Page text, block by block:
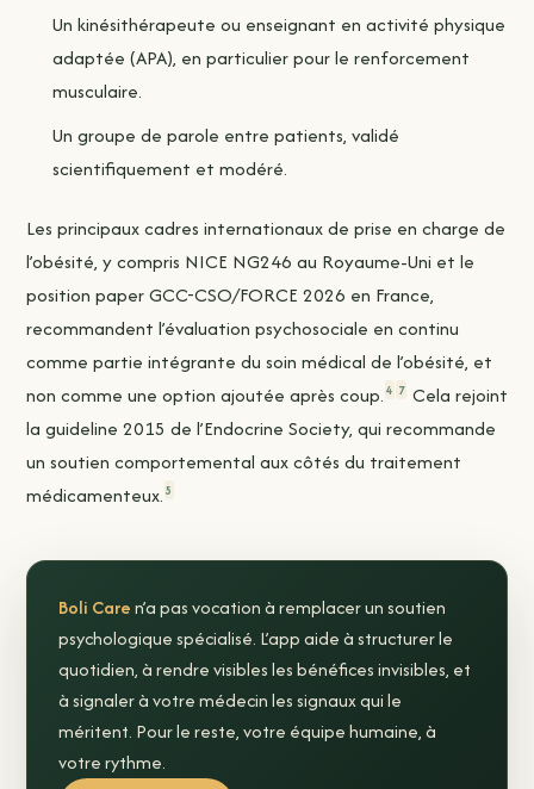
Un kinésithérapeute ou enseignant en activité physique
adaptée (APA), en particulier pour le renforcement
musculaire.
Un groupe de parole entre patients, validé
scientifiquement et modéré.
Les principaux cadres internationaux de prise en charge de
l’obésité, y compris NICE NG246 au Royaume-Uni et le
position paper GCC-CSO/FORCE 2026 en France,
recommandent l’évaluation psychosociale en continu
comme partie intégrante du soin médical de l’obésité, et
non comme une option ajoutée après coup. 4 7 Cela rejoint
la guideline 2015 de l’Endocrine Society, qui recommande
un soutien comportemental aux côtés du traitement
médicamenteux. 5
Boli Caren’a pas vocation à remplacer un soutien
psychologique spécialisé. L’app aide à structurer le
quotidien, à rendre visibles les bénéfices invisibles, et
à signaler à votre médecin les signaux qui le
méritent. Pour le reste, votre équipe humaine, à
votre rythme.